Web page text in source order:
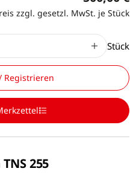
zzgl. gesetzl. MwSt. je Stück
Stück
Registrieren
255